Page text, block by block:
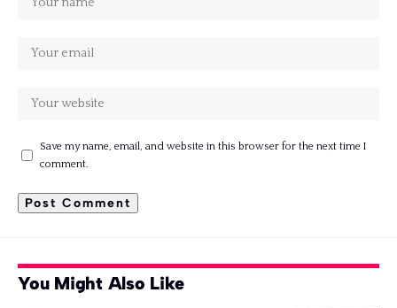
Save my name, email, and website in this browser for the next time I
comment.
You Might Also Like